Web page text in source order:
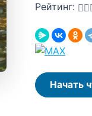
Рейтинг:
Начать